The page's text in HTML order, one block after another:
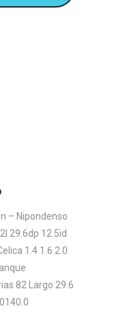
– Nipondenso
29.6dp 12.5id
1.4 1.6 2.0
82 Largo 29.6